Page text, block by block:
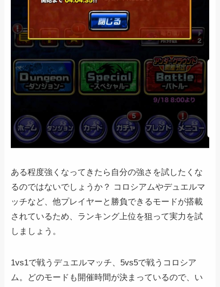
ある程度強くなってきたら自分の強さを試したくな
るのではないでしょうか？ コロシアムやデュエルマ
ッチなど、他プレイヤーと勝負できるモードが搭載
されているため、ランキング上位を狙って実力を試
しましょう。
1vs1で戦うデュエルマッチ、5vs5で戦うコロシア
ム。どのモードも開催時間が決まっているので、い